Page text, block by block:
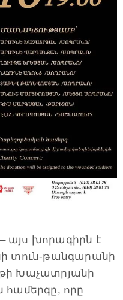
– այս խորագիրն է
տուն-թանգարանի
Խաչատրյանի
որը